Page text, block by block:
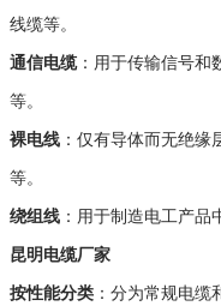
线缆等。
通信电缆：用于传输信号和
等。
裸电线 ：仅有导体而无绝
等。
绕组线 ：用于制造电工产
昆明电缆厂家
按性能分类 ：分为常规电